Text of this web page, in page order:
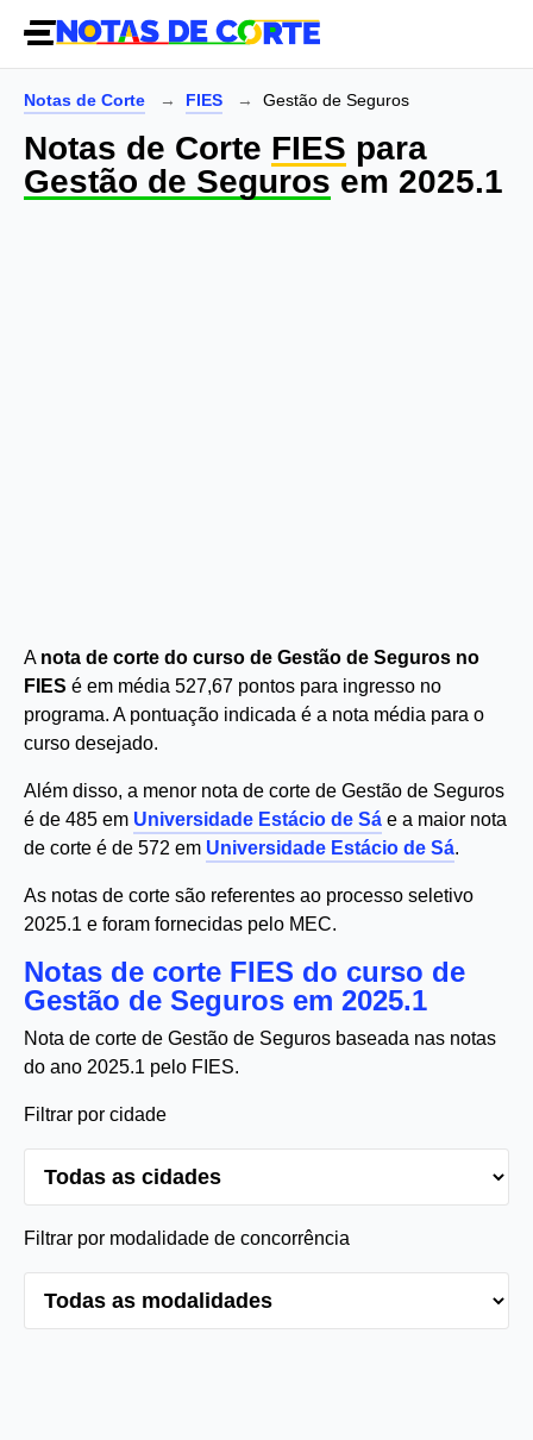
Notas de Corte FIES Gestão de Seguros
Notas de Corte FIES para
Gestão de Seguros em 2025.1
A nota de corte do curso de Gestão de Seguros no
FIES é em média 527,67 pontos para ingresso no
programa. A pontuação indicada é a nota média para o
curso desejado.
Além disso, a menor nota de corte de Gestão de Seguros
é de 485 em Universidade Estácio de Sá e a maior nota
de corte é de 572 em Universidade Estácio de Sá.
As notas de corte são referentes ao processo seletivo
2025.1 e foram fornecidas pelo MEC.
Notas de corte FIES do curso de
Gestão de Seguros em 2025.1
Nota de corte de Gestão de Seguros baseada nas notas
do ano 2025.1 pelo FIES.
Filtrar por cidade
Filtrar por modalidade de concorrência